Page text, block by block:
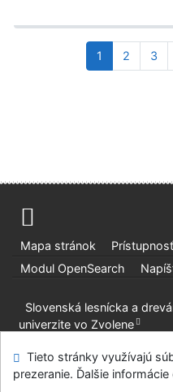
1 2 3
Mapa stránok Prístupnosť
Modul OpenSearch
Slovenská lesnícka a
univerzite vo Zvolene
Tieto stránky využívajú
prezeranie. Ďalšie